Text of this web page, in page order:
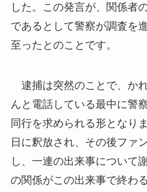
した。この発言が、関係者
であるとして警察が調査を
至ったとのことです。
逮捕は突然のことで、か
んと電話している最中に警
同行を求められる形となり
日に釈放され、その後ファ
し、一連の出来事について
の関係がこの出来事で終わ